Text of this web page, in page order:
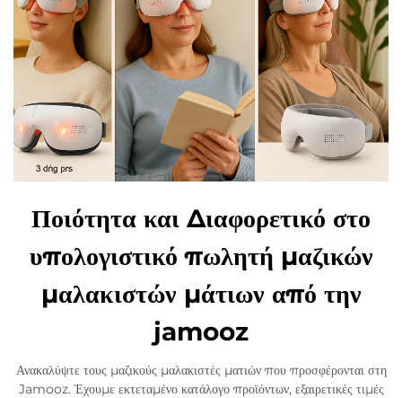
Ποιότητα και Διαφορετικό στο
υπολογιστικό πωλητή μαζικών
μαλακιστών μάτιων από την
jamooz
Ανακαλύψτε τους μαζικούς μαλακιστές ματιών που προσφέρονται στη
Jamooz. Έχουμε εκτεταμένο κατάλογο προϊόντων, εξαιρετικές τιμές